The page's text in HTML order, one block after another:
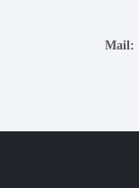
Mail: